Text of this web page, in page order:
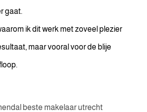
gaat.
ik dit werk met zoveel plezier
maar vooral voor de blije